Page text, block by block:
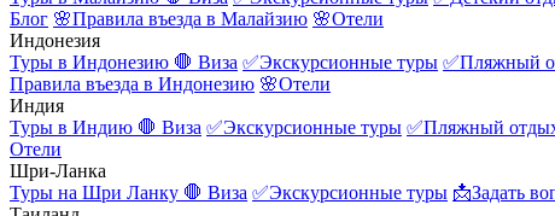
Блог 🌸Правила въезда в Малайзию 🌸Отели
Индонезия
Туры в Индонезию 🛑 Виза ✅Экскурсионные туры ✅Пляжный
Правила въезда в Индонезию 🌸Отели
Индия
Туры в Индию 🛑 Виза ✅Экскурсионные туры ✅Пляжный
Отели
Шри-Ланка
Туры на Шри Ланку 🛑 Виза ✅Экскурсионные туры 📩Задать